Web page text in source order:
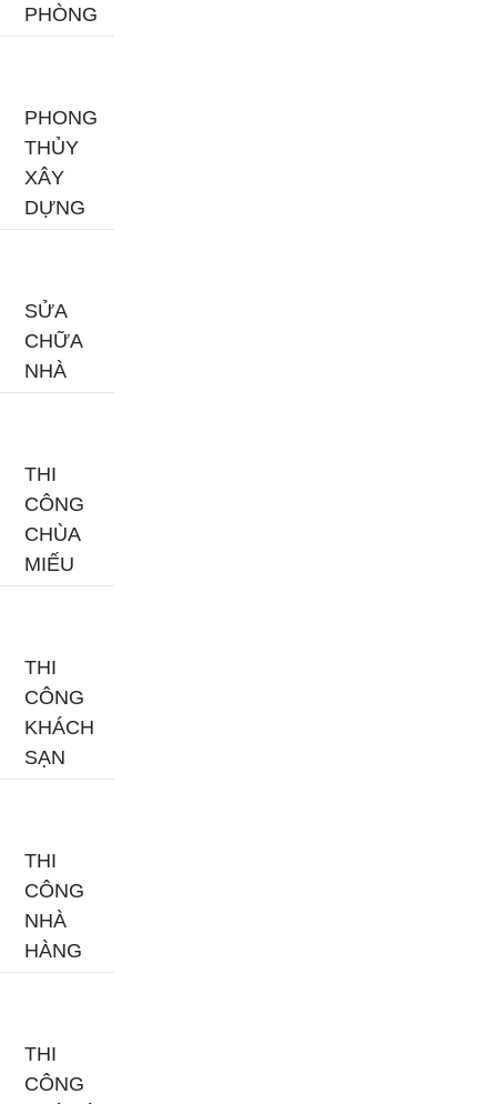
PHÒNG
PHONG
THỦY
XÂY
DỰNG
SỬA
CHỮA
NHÀ
THI
CÔNG
CHÙA
MIẾU
THI
CÔNG
KHÁCH
SẠN
THI
CÔNG
NHÀ
HÀNG
THI
CÔNG